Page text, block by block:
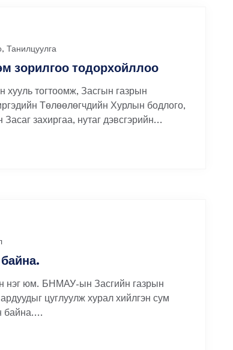
, Танилцуулга
зорилгоо тодорхойллоо
тогтоомж, Засгын газрын
Төлөөлөгчдийн Хурлын бодлого,
захиргаа, нутаг дэвсгэрийн...
нэг юм. БНМАУ-ын Засгийн газрын
цуглуулж хурал хийлгэн сум
байна....